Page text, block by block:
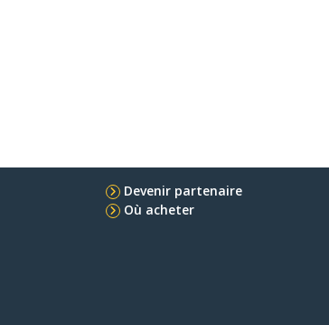
Devenir partenaire
Où acheter